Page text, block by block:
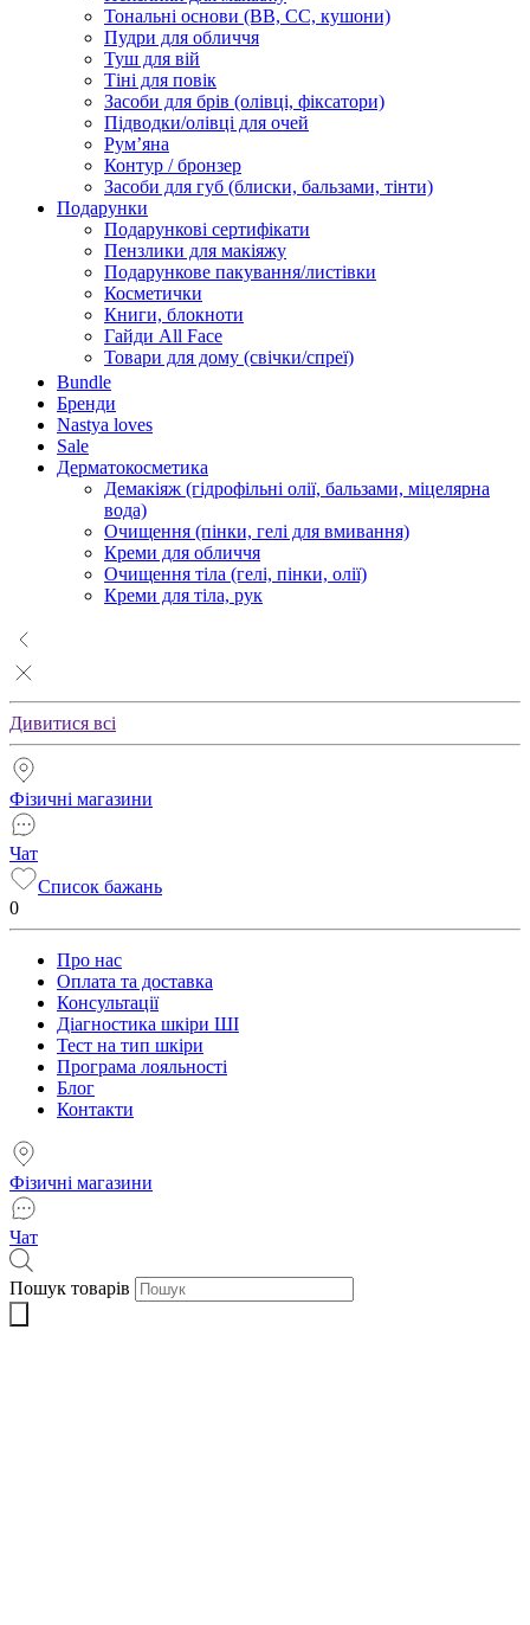
Тональні основи (BB, CC, кушони)
Пудри для обличчя
Туш для вій
Тіні для повік
Засоби для брів (олівці, фіксатори)
Підводки/олівці для очей
Румʼяна
Контур / бронзер
Засоби для губ (блиски, бальзами, тінти)
Подарунки
Подарункові сертифікати
Пензлики для макіяжу
Подарункове пакування/листівки
Косметички
Книги, блокноти
Гайди All Face
Товари для дому (свічки/спреї)
Bundle
Бренди
Nastya loves
Sale
Дерматокосметика
Демакіяж (гідрофільні олії, бальзами, міцелярна
вода)
Очищення (пінки, гелі для вмивання)
Креми для обличчя
Очищення тіла (гелі, пінки, олії)
Креми для тіла, рук
Дивитися всі
Фізичні магазини
Чат
Список бажань
0
Про нас
Оплата та доставка
Консультації
Діагностика шкіри ШІ
Тест на тип шкіри
Програма лояльності
Блог
Контакти
Фізичні магазини
Чат
Пошук товарів